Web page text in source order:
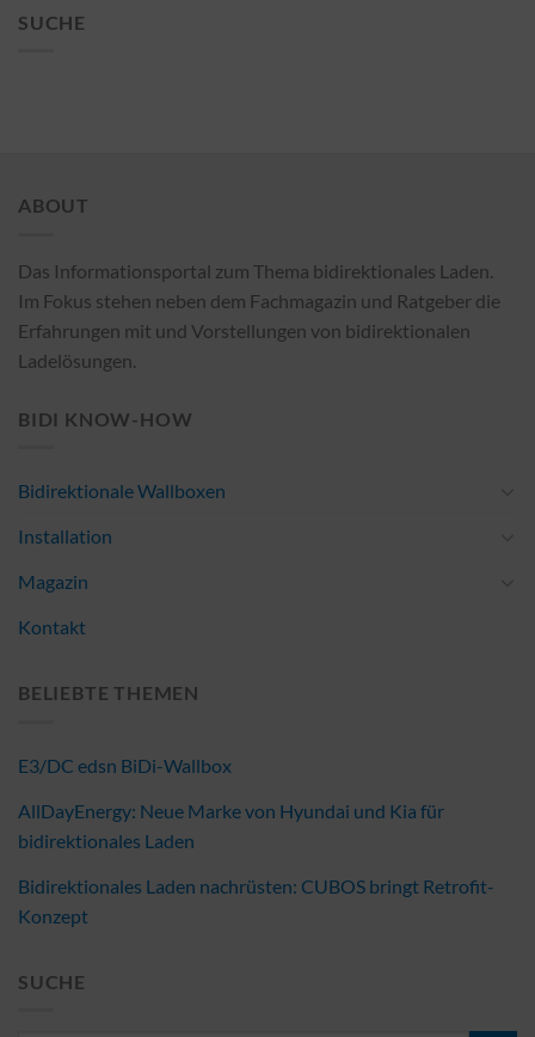
SUCHE
ABOUT
Das Informationsportal zum Thema bidirektionales Laden.
Im Fokus stehen neben dem Fachmagazin und Ratgeber die
Erfahrungen mit und Vorstellungen von bidirektionalen
Ladelösungen.
BIDI KNOW-HOW
Bidirektionale Wallboxen
Installation
Magazin
Kontakt
BELIEBTE THEMEN
E3/DC edsn BiDi-Wallbox
AllDayEnergy: Neue Marke von Hyundai und Kia für
bidirektionales Laden
Bidirektionales Laden nachrüsten: CUBOS bringt Retrofit-
Konzept
SUCHE